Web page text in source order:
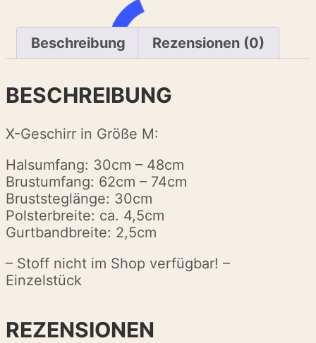
Beschreibung Rezensionen (0)
BESCHREIBUNG
X-Geschirr in Größe M:
Halsumfang: 30cm – 48cm
Brustumfang: 62cm – 74cm
Bruststeglänge: 30cm
Polsterbreite: ca. 4,5cm
Gurtbandbreite: 2,5cm
– Stoff nicht im Shop verfügbar! –
Einzelstück
REZENSIONEN